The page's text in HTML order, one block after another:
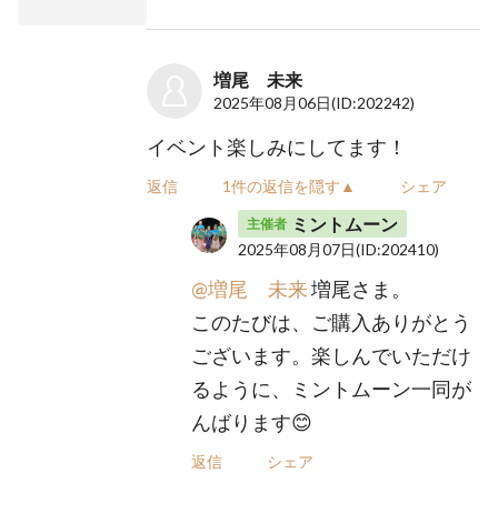
増尾 未来
2025年08月06日(ID:202242)
イベント楽しみにしてます！
返信 1件の返信を隠す▲ シェア
主催者 ミントムーン
2025年08月07日(ID:202410)
@増尾 未来増尾さま。
このたびは、ご購入ありがとう
ございます。楽しんでいただけ
るように、ミントムーン一同が
んばります😊
返信 シェア